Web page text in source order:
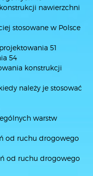
nawierzchni
stosowane w Polsce
51
54
konstrukcji
należy je stosować
warstw
od ruchu drogowego
od ruchu drogowego